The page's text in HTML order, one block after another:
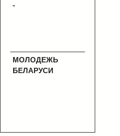
-
МОЛОДЕЖЬ
БЕЛАРУСИ